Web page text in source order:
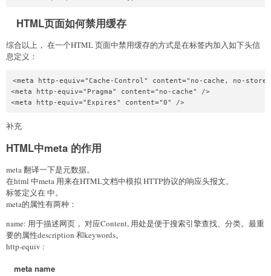
HTML页面如何禁用缓存
综合以上， 在一个HTML 页面中禁用缓存的方式是在标签内加入如下头信
息定义：
<meta http-equiv="Cache-Control" content="no-cache, no-
<meta http-equiv="Pragma" content="no-cache" />
补充
HTML中meta 的作用
meta 翻译一下是元数据。
在html 中meta 用来在HTML文档中模拟 HTTP协议的响应头报文。
标签定义在 中。
meta的属性有两种：
name: 用于描述网页， 对应Content, 用处是便于搜索引擎查找、分类。最重
要的属性description 和keywords。
http-equiv :
meta name